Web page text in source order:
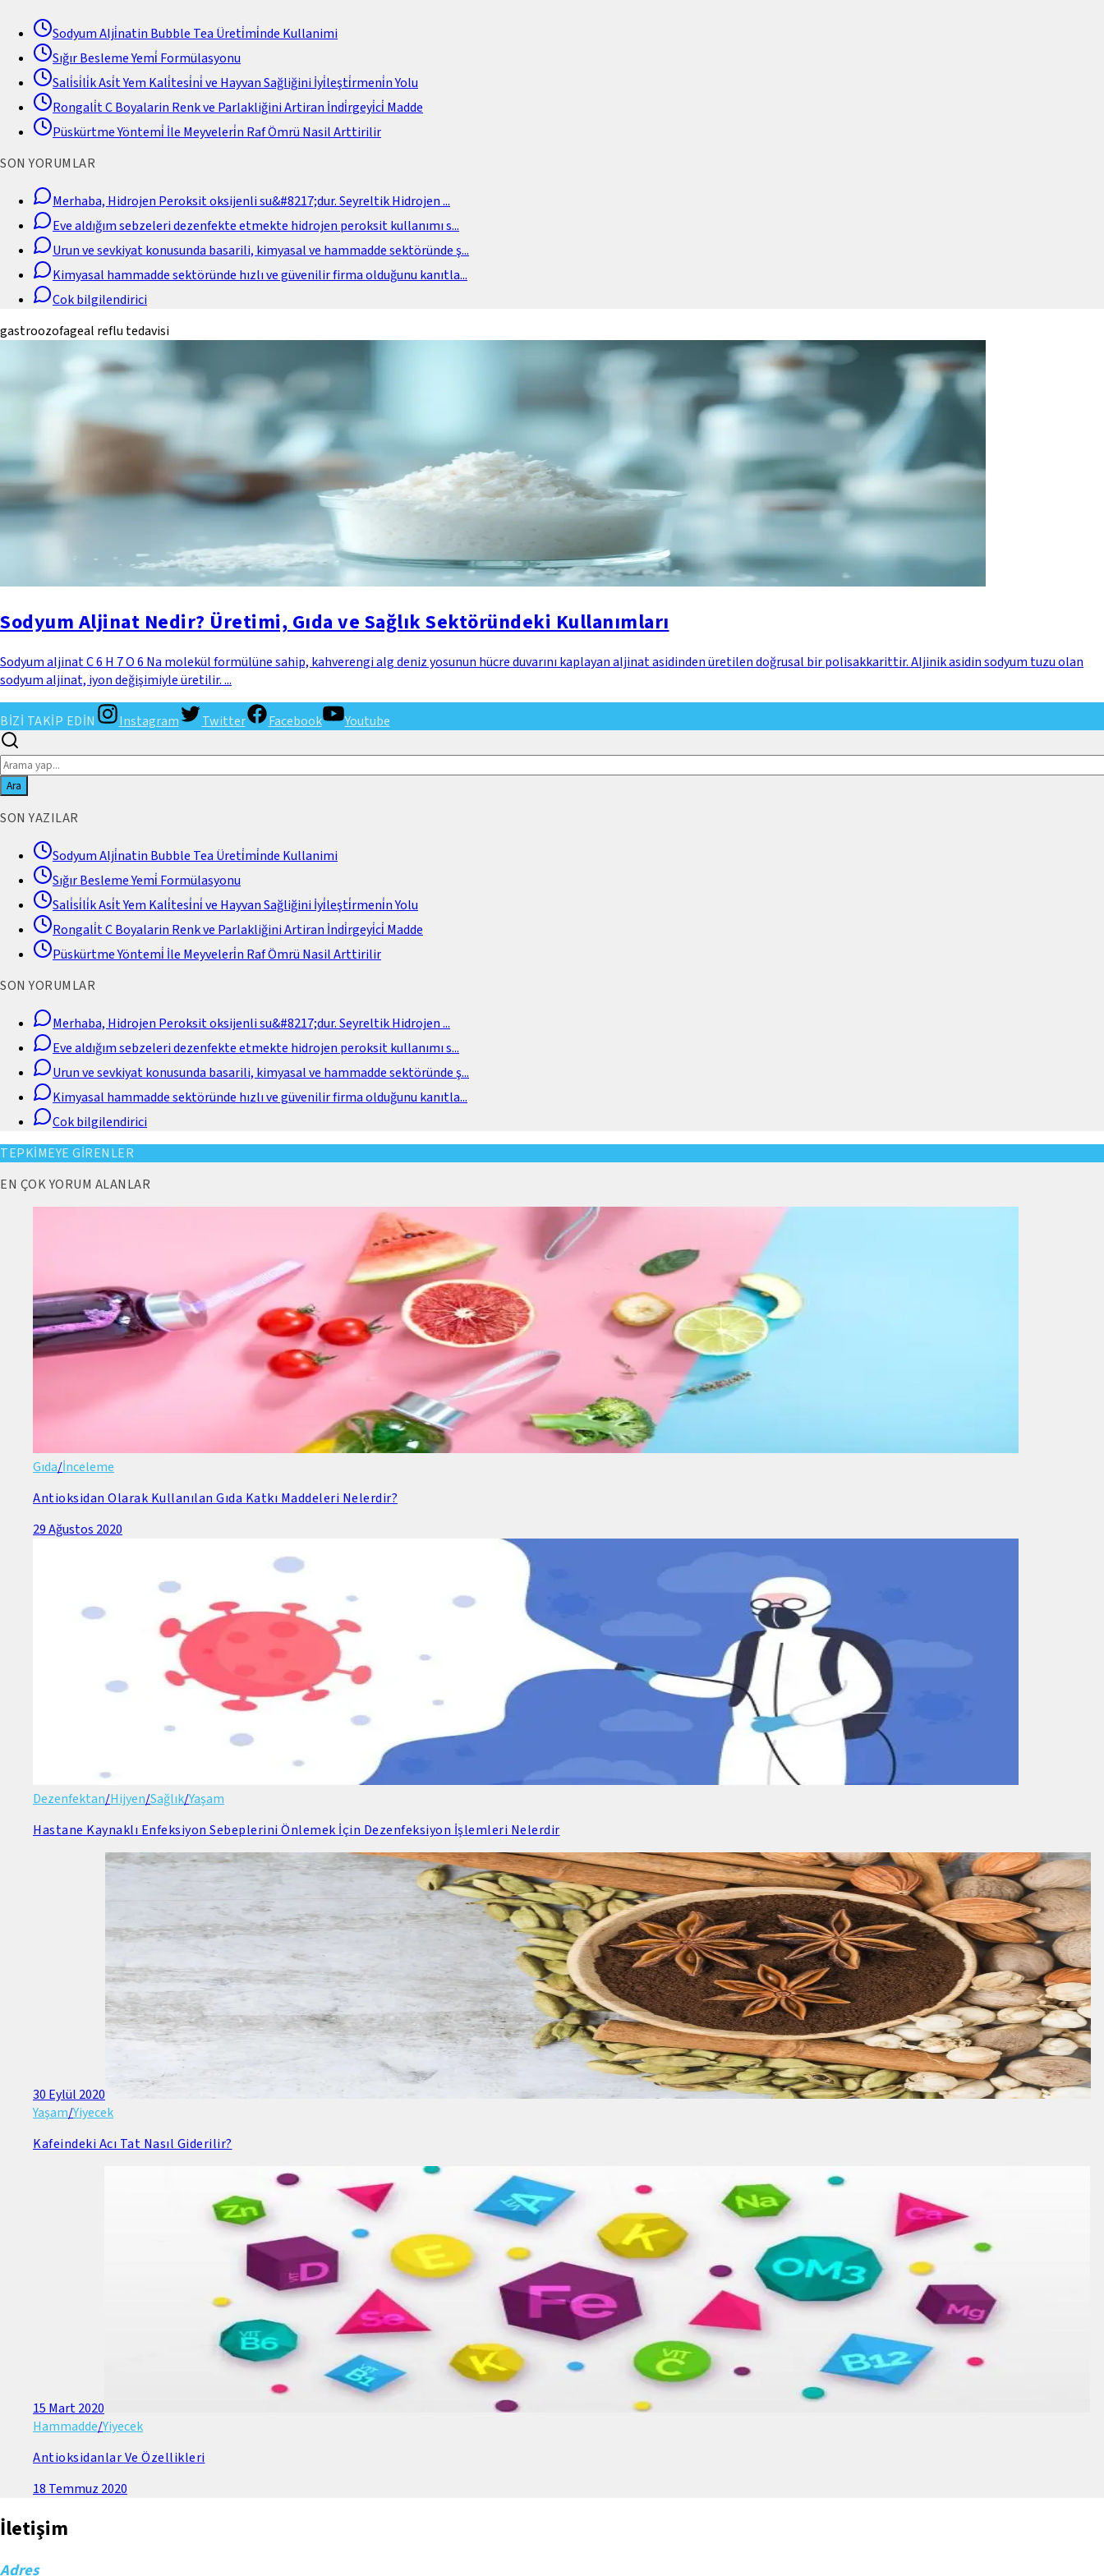
Sodyum Alji̇natin Bubble Tea Üreti̇mi̇nde Kullanimi
Sığır Besleme Yemi̇ Formülasyonu
Sali̇si̇li̇k Asi̇t Yem Kali̇tesi̇ni̇ ve Hayvan Sağliğini İyi̇leşti̇rmeni̇n Yolu
Rongali̇t C Boyalarin Renk ve Parlakliğini Artiran İndi̇rgeyi̇ci̇ Madde
Püskürtme Yöntemi̇ İle Meyveleri̇n Raf Ömrü Nasil Arttirilir
SON YORUMLAR
Merhaba, Hidrojen Peroksit oksijenli su&#8217;dur. Seyreltik Hidrojen...
Eve aldığım sebzeleri dezenfekte etmekte hidrojen peroksit kullanımı s...
Urun ve sevkiyat konusunda basarili, kimyasal ve hammadde sektöründe ş...
Kimyasal hammadde sektöründe hızlı ve güvenilir firma olduğunu kanıtla...
Cok bilgilendirici
gastroozofageal reflu tedavisi
Sodyum Aljinat Nedir? Üretimi, Gıda ve Sağlık Sektöründeki Kullanımları
Sodyum aljinat C 6 H 7 O 6 Na molekül formülüne sahip, kahverengi alg deniz yosunun hücre duvarını kaplayan aljinat asidinden üretilen doğrusal bir polisakkarittir. Aljinik asidin sodyum tuzu olan
sodyum aljinat, iyon değişimiyle üretilir. ...
BİZİ TAKİP EDİN Instagram Twitter Facebook Youtube
Ara
SON YAZILAR
Sodyum Alji̇natin Bubble Tea Üreti̇mi̇nde Kullanimi
Sığır Besleme Yemi̇ Formülasyonu
Sali̇si̇li̇k Asi̇t Yem Kali̇tesi̇ni̇ ve Hayvan Sağliğini İyi̇leşti̇rmeni̇n Yolu
Rongali̇t C Boyalarin Renk ve Parlakliğini Artiran İndi̇rgeyi̇ci̇ Madde
Püskürtme Yöntemi̇ İle Meyveleri̇n Raf Ömrü Nasil Arttirilir
SON YORUMLAR
Merhaba, Hidrojen Peroksit oksijenli su&#8217;dur. Seyreltik Hidrojen...
Eve aldığım sebzeleri dezenfekte etmekte hidrojen peroksit kullanımı s...
Urun ve sevkiyat konusunda basarili, kimyasal ve hammadde sektöründe ş...
Kimyasal hammadde sektöründe hızlı ve güvenilir firma olduğunu kanıtla...
Cok bilgilendirici
TEPKİMEYE GİRENLER
EN ÇOK YORUM ALANLAR
Gıda/İnceleme
Antioksidan Olarak Kullanılan Gıda Katkı Maddeleri Nelerdir?
29 Ağustos 2020
Dezenfektan/Hijyen/Sağlık/Yaşam
Hastane Kaynaklı Enfeksiyon Sebeplerini Önlemek İçin Dezenfeksiyon İşlemleri Nelerdir
30 Eylül 2020
Yaşam/Yiyecek
Kafeindeki Acı Tat Nasıl Giderilir?
15 Mart 2020
Hammadde/Yiyecek
Antioksidanlar Ve Özellikleri
18 Temmuz 2020
İletişim
Adres